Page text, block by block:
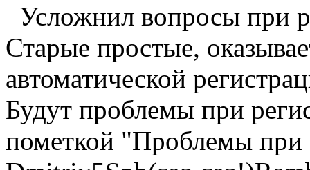
Усложнил вопросы при
Старые простые,
автоматической
Будут проблемы при
пометкой "Проблемы при